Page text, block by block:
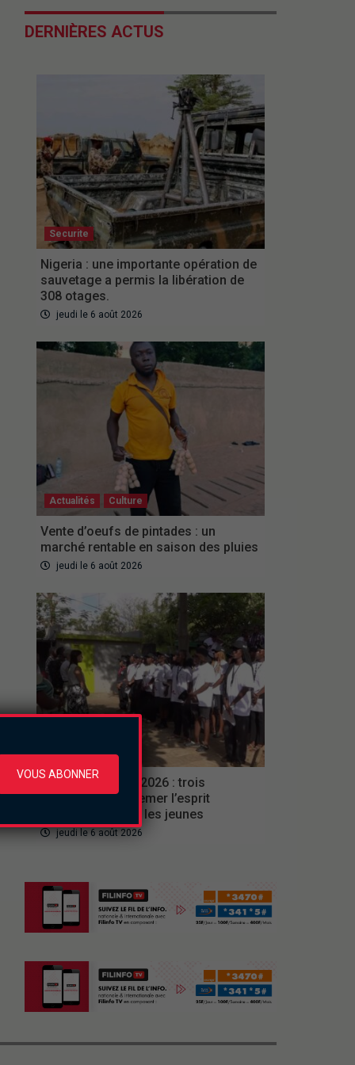
DERNIÈRES ACTUS
Securite
Nigeria : une importante opération de
sauvetage a permis la libération de
308 otages.
jeudi le 6 août 2026
Actualités Culture
Vente d’oeufs de pintades : un
marché rentable en saison des pluies
jeudi le 6 août 2026
Culture
Ferien Akademie 2026 : trois
semaines pour semer l’esprit
d’entreprise chez les jeunes
jeudi le 6 août 2026
VOUS ABONNER